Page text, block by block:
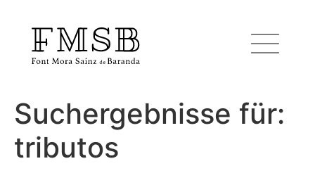
Startseite
Font Mora Sainz de Baranda
Suchergebnisse für:
tributos